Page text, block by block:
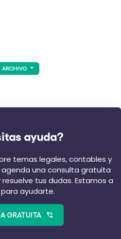
ARCHIVO
ayuda?
temas legales, contables y
una consulta gratuita
tus dudas. Estamos a
ayudarte.
GRATUITA